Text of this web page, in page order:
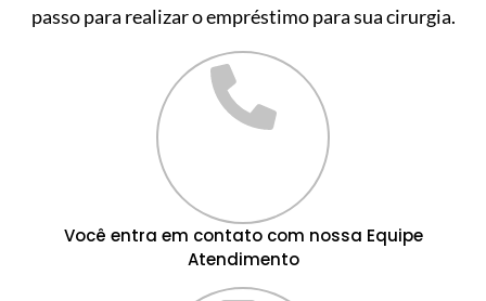
passo para realizar o empréstimo para sua cirurgia.
Você entra em contato com nossa Equipe
Atendimento